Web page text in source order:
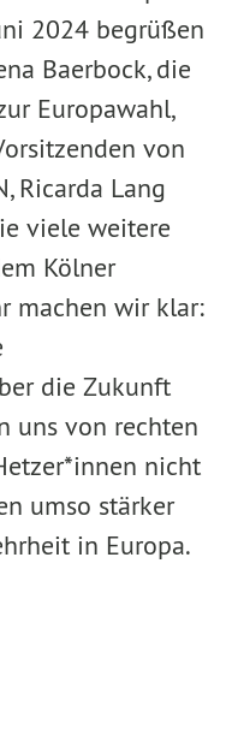
2024 begrüßen
Baerbock, die
Europawahl,
von
Ricarda Lang
viele weitere
Kölner
machen wir klar:
die Zukunft
uns von rechten
nicht
umso stärker
in Europa.